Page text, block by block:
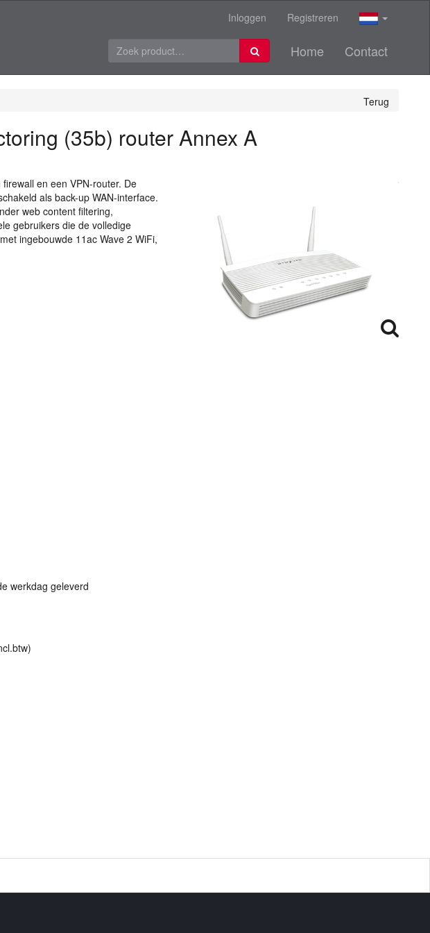
Inloggen Registreren
Home Contact
Terug
(35b) router Annex A
en een VPN-router. De
als back-up WAN-interface.
web content filtering,
gebruikers die de volledige
ingebouwde 11ac Wave 2 WiFi,
werkdag geleverd
)